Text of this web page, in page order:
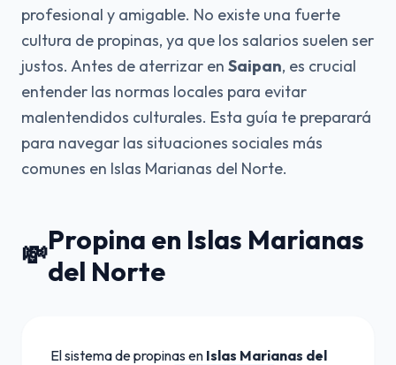
profesional y amigable. No existe una fuerte
cultura de propinas, ya que los salarios suelen ser
justos. Antes de aterrizar en Saipan, es crucial
entender las normas locales para evitar
malentendidos culturales. Esta guía te preparará
para navegar las situaciones sociales más
comunes en Islas Marianas del Norte.
💸Propina en Islas Marianas
del Norte
El sistema de propinas en Islas Marianas del